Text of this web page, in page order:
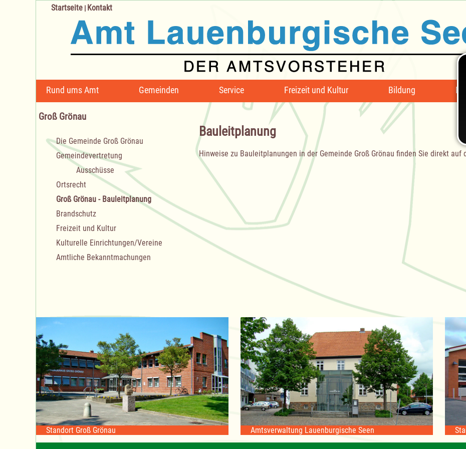
Navigation
überspringen
Rund ums Amt Gemeinden Service Freizeit und Kultur Bildung
Startseite | Kontakt
Bauleitplanung
Hinweise zu Bauleitplanungen in der Gemeinde Groß Grönau finden Sie direkt auf
Groß Grönau
Navigation
überspringen
Die Gemeinde Groß Grönau
Gemeindevertretung
Ausschüsse
Ortsrecht
Groß Grönau - Bauleitplanung
Brandschutz
Freizeit und Kultur
Kulturelle Einrichtungen/Vereine
Amtliche Bekanntmachungen
Standort Groß Grönau Amtsverwaltung Lauenburgische Seen